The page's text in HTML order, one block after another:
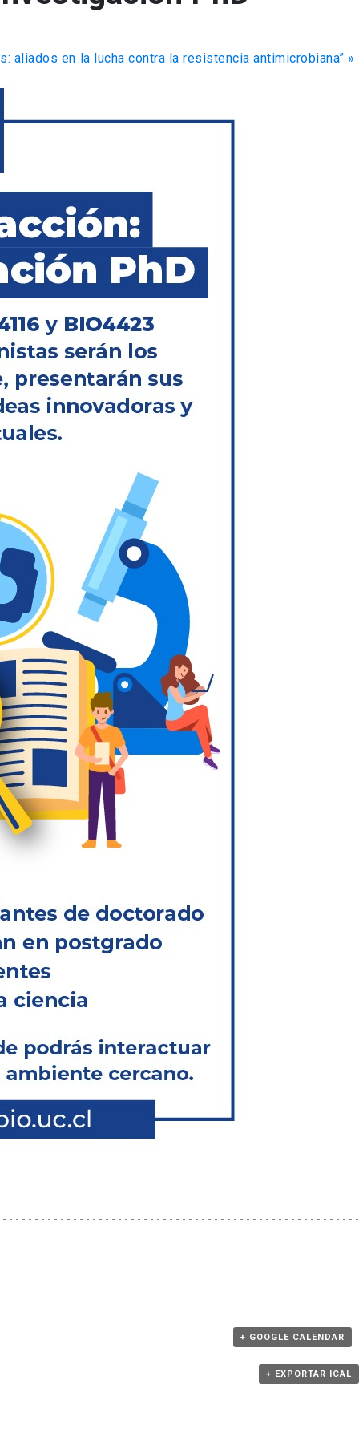
aliados en la lucha contra la resistencia antimicrobiana” »
+ GOOGLE CALENDAR
+ EXPORTAR ICAL